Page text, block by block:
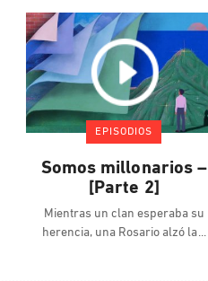
EPISODIOS
Somos millonarios –
[Parte 2]
Mientras un clan esperaba su
herencia, una Rosario alzó la